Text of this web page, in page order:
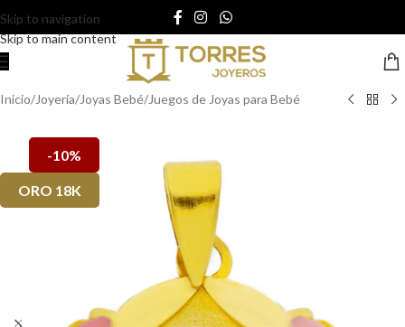
Skip to navigation
Skip to main content
Inicio/Joyería/Joyas Bebé/Juegos de Joyas para Bebé
-10%
ORO 18K